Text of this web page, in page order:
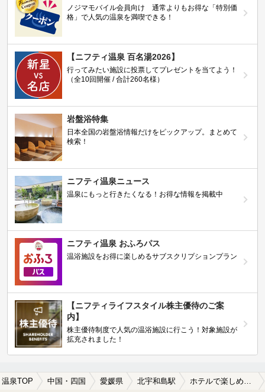
ノジマモバイル会員向け 通常よりもお得な「特別価
格」で人気の温泉を満喫できる！
【ニフティ温泉 百名湯2026】
行ってみたい施設に投票してプレゼントを当てよう！
（全10回開催 / 合計260名様）
岩盤浴特集
日本全国の岩盤浴情報だけをピックアップ。まとめて
検索！
ニフティ温泉ニュース
温泉にもっと行きたくなる！お得な情報を掲載中
ニフティ温泉 おふろパス
温浴施設をお得に楽しめるサブスクリプションプラン
【ニフティライフスタイル株主優待のご案
内】
株主優待制度で人気の温浴施設に行こう！対象施設が
拡充されました！
温泉TOP 中国・四国 愛媛県 北宇和島駅